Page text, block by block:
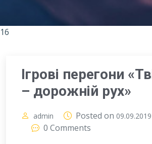
16
Ігрові перегони
– дорожній рух»
admin Posted on 09.09.2019
0 Comments